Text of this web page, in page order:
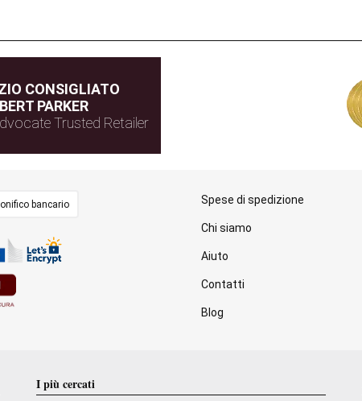
CONSIGLIATO
PARKER
Trusted Retailer
bancario Spese di spedizione
Chi siamo
Aiuto
Contatti
Blog
I più cercati